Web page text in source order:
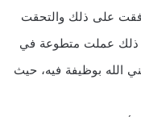
على ذلك والتحقت
ذلك عملت متطوعة في
الله بوظيفة فيه، حيث